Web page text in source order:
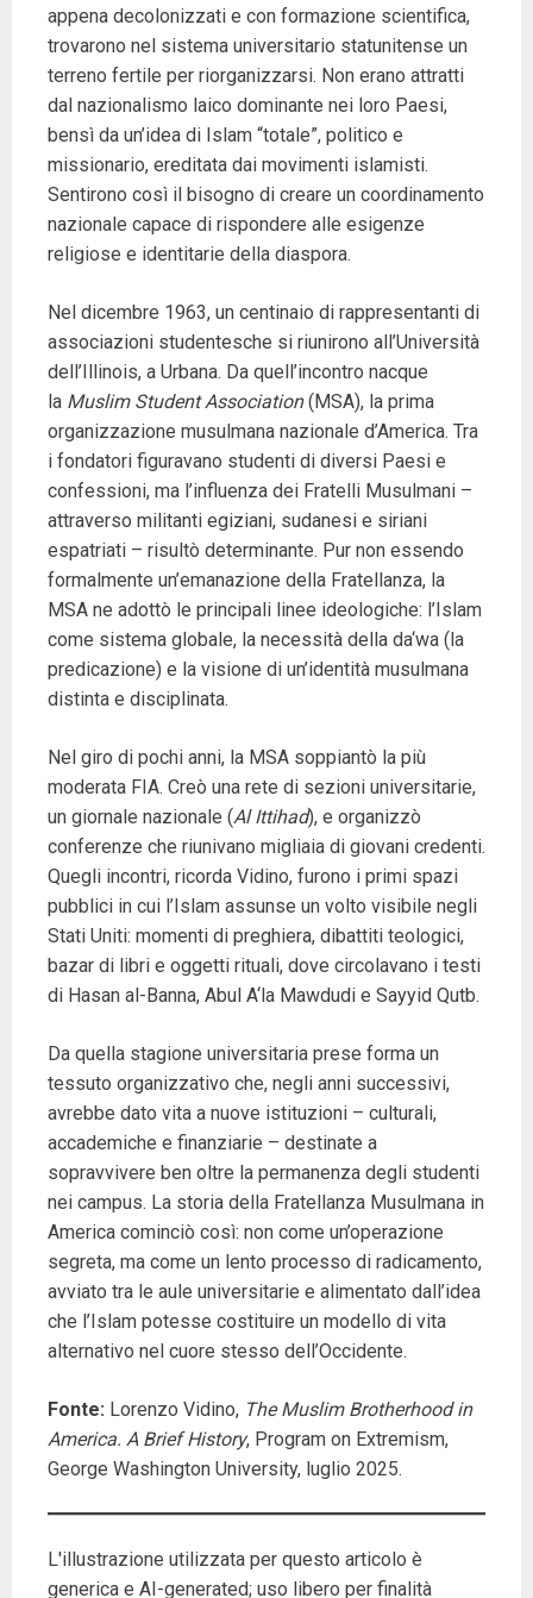
appena decolonizzati e con formazione scientifica,
trovarono nel sistema universitario statunitense un
terreno fertile per riorganizzarsi. Non erano attratti
dal nazionalismo laico dominante nei loro Paesi,
bensì da un’idea di Islam “totale”, politico e
missionario, ereditata dai movimenti islamisti.
Sentirono così il bisogno di creare un coordinamento
nazionale capace di rispondere alle esigenze
religiose e identitarie della diaspora.
Nel dicembre 1963, un centinaio di rappresentanti di
associazioni studentesche si riunirono all’Università
dell’Illinois, a Urbana. Da quell’incontro nacque
la Muslim Student Association(MSA), la prima
organizzazione musulmana nazionale d’America. Tra
i fondatori figuravano studenti di diversi Paesi e
confessioni, ma l’influenza dei Fratelli Musulmani –
attraverso militanti egiziani, sudanesi e siriani
espatriati – risultò determinante. Pur non essendo
formalmente un’emanazione della Fratellanza, la
MSA ne adottò le principali linee ideologiche: l’Islam
come sistema globale, la necessità della da‘wa (la
predicazione) e la visione di un’identità musulmana
distinta e disciplinata.
Nel giro di pochi anni, la MSA soppiantò la più
moderata FIA. Creò una rete di sezioni universitarie,
un giornale nazionale (Al Ittihad), e organizzò
conferenze che riunivano migliaia di giovani credenti.
Quegli incontri, ricorda Vidino, furono i primi spazi
pubblici in cui l’Islam assunse un volto visibile negli
Stati Uniti: momenti di preghiera, dibattiti teologici,
bazar di libri e oggetti rituali, dove circolavano i testi
di Hasan al-Banna, Abul A‘la Mawdudi e Sayyid Qutb.
Da quella stagione universitaria prese forma un
tessuto organizzativo che, negli anni successivi,
avrebbe dato vita a nuove istituzioni – culturali,
accademiche e finanziarie – destinate a
sopravvivere ben oltre la permanenza degli studenti
nei campus. La storia della Fratellanza Musulmana in
America cominciò così: non come un’operazione
segreta, ma come un lento processo di radicamento,
avviato tra le aule universitarie e alimentato dall’idea
che l’Islam potesse costituire un modello di vita
alternativo nel cuore stesso dell’Occidente.
Fonte: Lorenzo Vidino, The Muslim Brotherhood in
America. A Brief History, Program on Extremism,
George Washington University, luglio 2025.
L'illustrazione utilizzata per questo articolo è
generica e AI-generated; uso libero per finalità